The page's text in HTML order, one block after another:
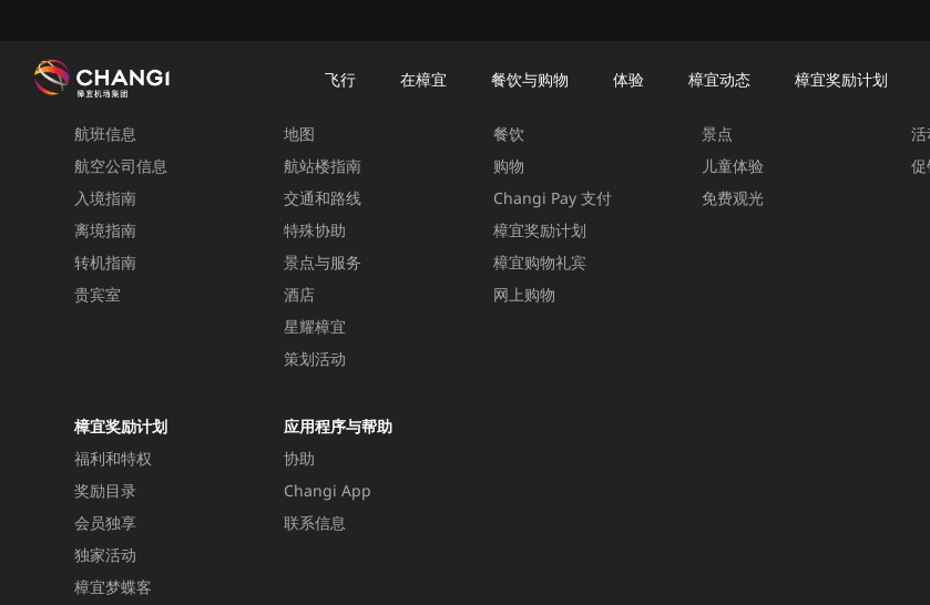
飞行 在樟宜 餐饮与购物 体验 樟宜动态 樟宜奖励计划
飞行
航班信息
航空公司信息
入境指南
离境指南
转机指南
贵宾室
地图
航站楼指南
交通和路线
特殊协助
景点与服务
酒店
星耀樟宜
策划活动
餐饮
购物
Changi Pay 支付
樟宜奖励计划
樟宜购物礼宾
网上购物
景点
儿童体验
免费观光
活
促
樟宜奖励计划
福利和特权
奖励目录
会员独享
独家活动
樟宜梦蝶客
应用程序与帮助
协助
Changi App
联系信息